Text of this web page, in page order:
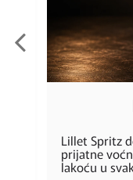
Lillet Spritz
prijatne
lakoću u